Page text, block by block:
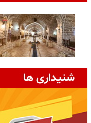
شنیداری ها